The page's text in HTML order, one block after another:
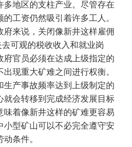
多地区的支柱产业。尽管存在
工资仍然吸引着许多工人。
府来说，关闭像新井这样雇佣
可观的税收收入和就业岗
府官员必须在达成上级指定的
现重大矿难之间进行权衡。
生产事故频率达到上级制定的
就会转移到完成经济发展目标
味着像新井这样的矿难更容易
小型矿山可以不必完全遵守安
条件。